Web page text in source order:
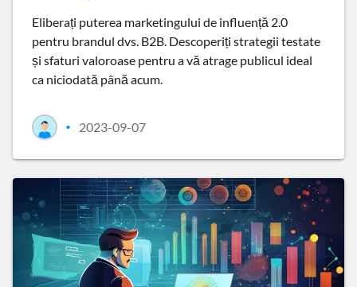
Eliberați puterea marketingului de influență 2.0
pentru brandul dvs. B2B. Descoperiți strategii testate
și sfaturi valoroase pentru a vă atrage publicul ideal
ca niciodată până acum.
• 2023-09-07